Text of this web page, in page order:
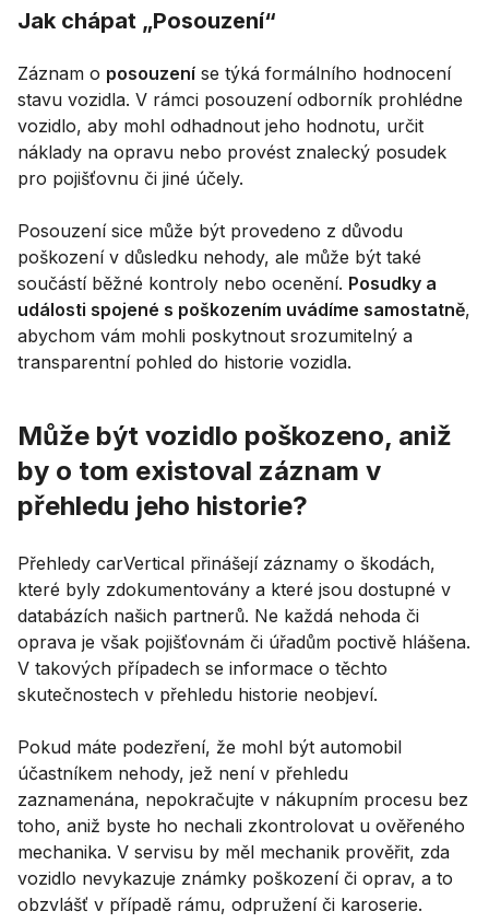
Jak chápat „Posouzení“
Záznam o posouzení se týká formálního hodnocení
stavu vozidla. V rámci posouzení odborník prohlédne
vozidlo, aby mohl odhadnout jeho hodnotu, určit
náklady na opravu nebo provést znalecký posudek
pro pojišťovnu či jiné účely.
Posouzení sice může být provedeno z důvodu
poškození v důsledku nehody, ale může být také
součástí běžné kontroly nebo ocenění. Posudky a
události spojené s poškozením uvádíme samostatně,
abychom vám mohli poskytnout srozumitelný a
transparentní pohled do historie vozidla.
Může být vozidlo poškozeno, aniž
by o tom existoval záznam v
přehledu jeho historie?
Přehledy carVertical přinášejí záznamy o škodách,
které byly zdokumentovány a které jsou dostupné v
databázích našich partnerů. Ne každá nehoda či
oprava je však pojišťovnám či úřadům poctivě hlášena.
V takových případech se informace o těchto
skutečnostech v přehledu historie neobjeví.
Pokud máte podezření, že mohl být automobil
účastníkem nehody, jež není v přehledu
zaznamenána, nepokračujte v nákupním procesu bez
toho, aniž byste ho nechali zkontrolovat u ověřeného
mechanika. V servisu by měl mechanik prověřit, zda
vozidlo nevykazuje známky poškození či oprav, a to
obzvlášť v případě rámu, odpružení či karoserie.